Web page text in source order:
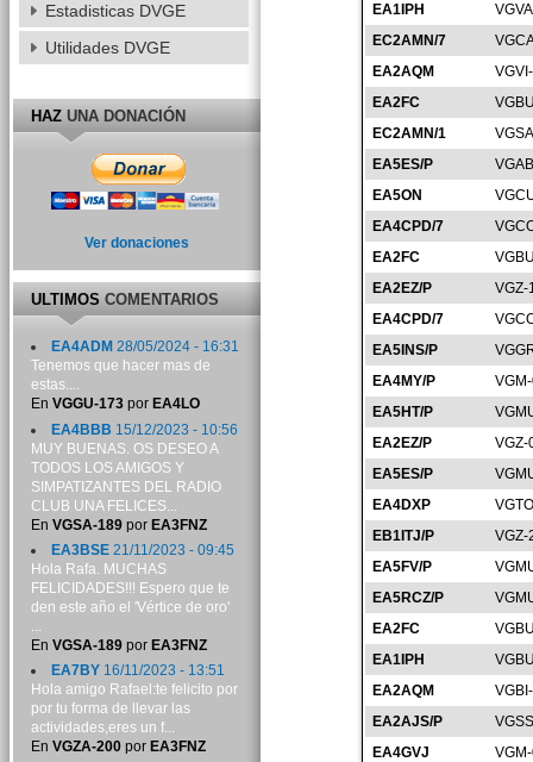
EA1IPH
EC2AMN/7
EA2AQM
EA2FC
EC2AMN/1
EA5ES/P
EA5ON
EA4CPD/7
EA2FC
EA2EZ/P
VGZ-
EA4CPD/7
EA5INS/P
EA4MY/P
EA5HT/P
EA2EZ/P
VGZ-
EA5ES/P
EA4DXP
EB1ITJ/P
VGZ-
EA5FV/P
EA5RCZ/P
EA2FC
EA1IPH
EA2AQM
EA2AJS/P
EA4GVJ
Estadisticas DVGE
Utilidades DVGE
HAZUNA DONACIÓN
Ver donaciones
ULTIMOSCOMENTARIOS
EA4ADM 28/05/2024 - 16:31
Tenemos que hacer mas de
estas....
En VGGU-173por EA4LO
EA4BBB 15/12/2023 - 10:56
MUY BUENAS. OS DESEO A
TODOS LOS AMIGOS Y
SIMPATIZANTES DEL RADIO
CLUB UNA FELICES...
En VGSA-189por EA3FNZ
EA3BSE21/11/2023 - 09:45
Hola Rafa. MUCHAS
FELICIDADES!!! Espero que te
den este año el 'Vértice de oro'
...
En VGSA-189por EA3FNZ
EA7BY16/11/2023 - 13:51
Hola amigo Rafael:te felicito por
por tu forma de llevar las
actividades,eres un f...
En VGZA-200por EA3FNZ